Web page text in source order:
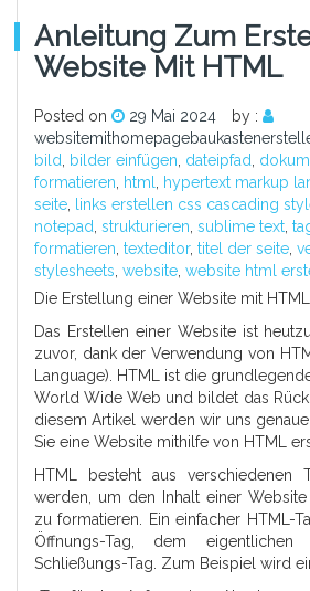
Anleitung Zum
Website Mit HTML
Posted on 29 Mai 2024
by :
bild
bilder einfügen dateipfad
formatieren
html hypertext markup
seite
links erstellen css cascading
notepad strukturieren sublime text
formatieren texteditor, titel der seite
stylesheets website website html
Die Erstellung einer Website mit HTML
Das Erstellen einer Website ist
zuvor, dank der Verwendung von
Language). HTML ist die
World Wide Web und bildet das
diesem Artikel werden wir uns
Sie eine Website mithilfe von HTML
HTML besteht aus verschiedenen
werden, um den Inhalt einer
zu formatieren. Ein einfacher HTML-
Öffnungs-Tag, dem
Schließungs-Tag. Zum Beispiel wird